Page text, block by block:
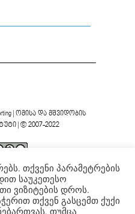
| ომისა და მშვიდობის
| © 2007-2022
დაცულიაCreative
4.0 საერთაშორისო
.
თქვენი პარამეტრების
საუკეთესო
ვიზიტების დროს.
თქვენ გასცემთ ქუქი
თუმცა